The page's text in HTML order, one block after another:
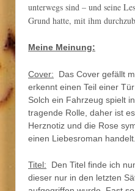
unterwegs sind – und seine
Grund hatte, mit ihm
Meine Meinung:
Cover: Das Cover gefällt
erkennt einen Teil einer
Solch ein Fahrzeug spielt
tragende Rolle, daher ist
Herznotiz und die Rose
einen Liebesroman handelt.
Titel: Den Titel finde ich
dieser nur in den letzten